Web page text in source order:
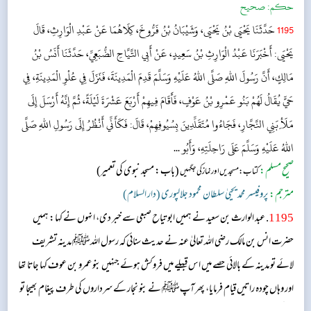
حکم:صحیح
1195حَدَّثَنَا يَحْيَى بْنُ يَحْيَى، وَشَيْبَانُ بْنُ فَرُّوخَ، كِلَاهُمَا عَنْ عَبْدِ الْوَارِثِ، قَالَ
يَحْيَى: أَخْبَرَنَا عَبْدُ الْوَارِثِ بْنُ سَعِيدٍ، عَنْ أَبِي التَّيَّاحِ الضُّبَعِيِّ، حَدَّثَنَا أَنَسُ بْنُ
مَالِكٍ، أَنَّ رَسُولَ اللهِ صَلَّى اللهُ عَلَيْهِ وَسَلَّمَ قَدِمَ الْمَدِينَةَ، فَنَزَلَ فِي عُلْوِ الْمَدِينَةِ، فِي
حَيٍّ يُقَالُ لَهُمْ بَنُو عَمْرِو بْنُ عَوْفٍ، فَأَقَامَ فِيهِمْ أَرْبَعَ عَشْرَةَ لَيْلَةً، ثُمَّ إِنَّهُ أَرْسَلَ إِلَى
مَلَأِ بَنِي النَّجَّارِ، فَجَاءُوا مُتَقَلِّدِينَ بِسُيُوفِهِمْ، قَالَ: فَكَأَنِّي أَنْظُرُ إِلَى رَسُولِ اللهِ صَلَّى
اللهُ عَلَيْهِ وَسَلَّمَ عَلَى رَاحِلَتِهِ، وَأَبُو ...
صحیح مسلم:کتاب: مسجدیں اور نماز کی جگہیں(باب: مسجد نبوی کی تعمیر)
مترجم:پروفیسر محمد یحییٰ سلطان محمود جلالپوری (دار السلام)
1195 . عبد الوارث بن سعید نے ہمیں ابو تیاح صبعی سے خبر دی، انہوں نے کہا: ہمیں
حضرت انس بن مالک رضی اللہ تعالیٰ عنہ نے حدیث سنائی کہ رسول اللہﷺ مدینہ تشریف
لائے تو مدینہ کے بالائی حصے میں اس قبیلے میں فروکش ہوئے جنہیں بنو عمرو بن عوف کہا جاتا تھا
اور وہاں چودہ راتیں قیام فرمایا، پھر آپﷺ نے بنو نجار کے سرداروں کی طرف پیغام بھیجا تو